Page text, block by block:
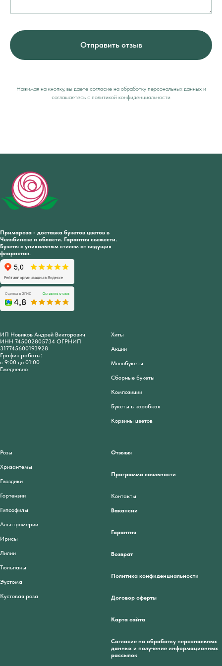
Отправить отзыв
Нажимая на кнопку, вы даете согласие на обработку персональных данных и
соглашаетесь c политикой конфиденциальности
Примароза - доставка букетов цветов в
Челябинске и области. Гарантия свежести.
Букеты с уникальным стилем от ведущих
флористов.
ИП Новиков Андрей Викторович
ИНН 745002805734 ОГРНИП
317745600193928
График работы:
с 9:00 до 01:00
Ежедневно
Хиты
Акции
Монобукеты
Сборные букеты
Композиции
Букеты в коробках
Корзины цветов
Розы
Хризантемы
Гвоздики
Гортензии
Гипсофилы
Альстромерии
Ирисы
Лилии
Тюльпаны
Эустома
Кустовая роза
Отзывы
Программа лояльности
Контакты
Вакансии
Гарантия
Возврат
Политика конфиденциальности
Договор оферты
Карта сайта
Согласие на обработку персональных
данных и получение информационных
рассылок